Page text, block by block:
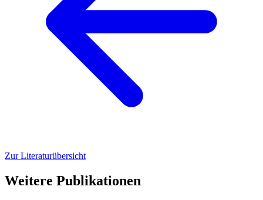
Zur Literaturübersicht
Weitere Publikationen